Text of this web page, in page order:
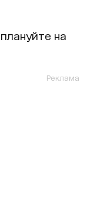
на
Реклама